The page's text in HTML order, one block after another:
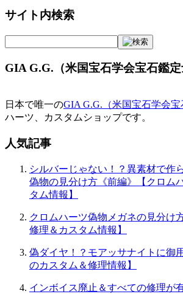
サイト内検索
GIA G.G.（米国宝石学会宝石鑑定
日本で唯一のGIA G.G.（米国宝石学会宝
ハーツ、カスタムショップです。
人気記事
シルバーじゃない！？異素材で作
偽物の見分け方《前編》【クロム
タム情報】
クロムハーツ偽物メガネの見分け
修理＆カスタム情報】
偽ダイヤ！？モアッサナイトに御
のカスタム＆修理情報】
インボイス廃止＆すべての修理が